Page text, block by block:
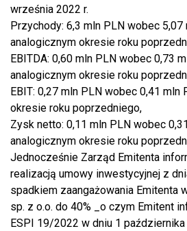
września 2022 r.
Przychody: 6,3 mln PLN wobec 5,07
analogicznym okresie roku
EBITDA: 0,60 mln PLN wobec 0,73
analogicznym okresie roku
EBIT: 0,27 mln PLN wobec 0,41 mln
okresie roku poprzedniego,
Zysk netto: 0,11 mln PLN wobec
analogicznym okresie roku
Jednocześnie Zarząd Emitenta
realizacją umowy inwestycyjnej z
spadkiem zaangażowania Emitenta
sp. z o.o. do 40% _o czym Emitent
ESPI 19/2022 w dniu 1